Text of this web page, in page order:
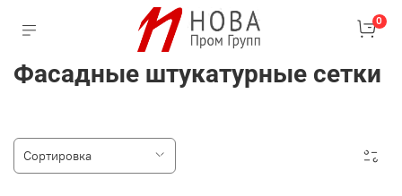
0
Фасадные штукатурные сетки